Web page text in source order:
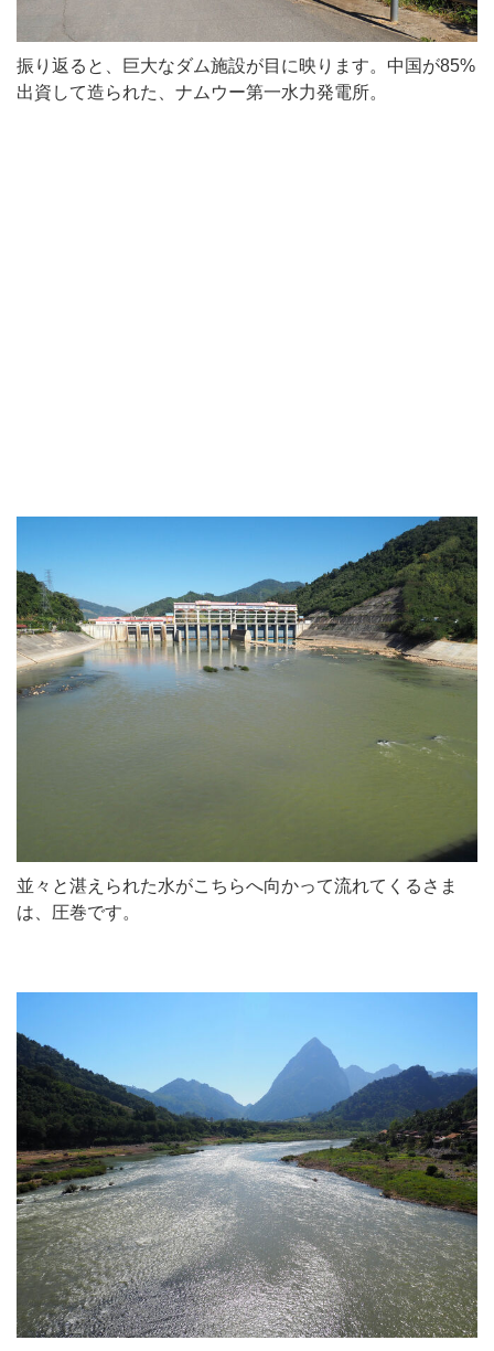
振り返ると、巨大なダム施設が目に映ります。中国が85%
出資して造られた、ナムウー第一水力発電所。
並々と湛えられた水がこちらへ向かって流れてくるさま
は、圧巻です。